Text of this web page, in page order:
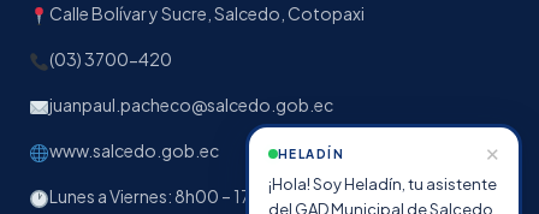
Calle Bolívar y Sucre, Salcedo, Cotopaxi
(03) 3700-420
juanpaul.pacheco@salcedo.gob.ec
www.salcedo.gob.ec
Lunes a Viernes: 8h00 – 17h00
HELADÍN ✕
¡Hola! Soy Heladín, tu asistente
del GAD Municipal de Salcedo.